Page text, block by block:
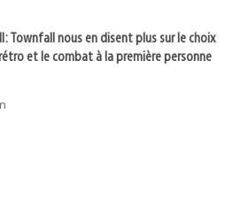
Townfall nous en disent plus sur le choix
et le combat à la première personne